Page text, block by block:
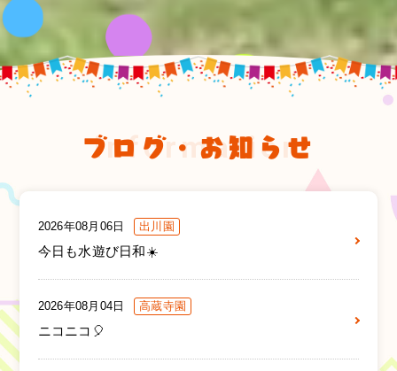
ブログ・お知らせ
information
2026年08月06日 出川園
今日も水遊び日和☀️
2026年08月04日 高蔵寺園
ニコニコ🎈